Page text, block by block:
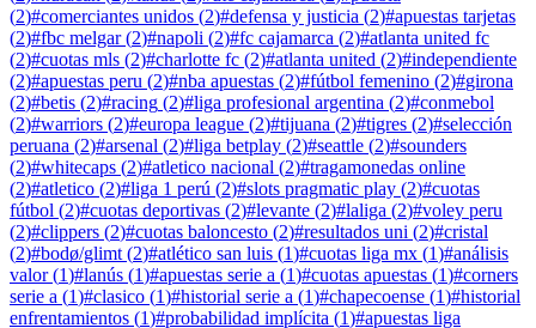
(2)#comerciantes unidos (2)#defensa y justicia (2)#apuestas tarjetas
(2)#fbc melgar(2)#napoli (2)#fc cajamarca (2)#atlanta united fc
(2)#cuotas mls (2)#charlotte fc (2)#atlanta united (2)#independiente
(2)#apuestas peru (2)#nba apuestas (2)#fútbol femenino (2)#girona
(2)#betis (2)#racing (2)#liga profesional argentina (2)#conmebol
(2)#warriors (2)#europa league (2)#tijuana (2)#tigres (2)#selección
peruana (2)#arsenal (2)#liga betplay (2)#seattle (2)#sounders
(2)#whitecaps (2)#atletico nacional (2)#tragamonedas online
(2)#atletico (2)#liga 1 perú (2)#slots pragmatic play (2)#cuotas
fútbol (2)#cuotas deportivas (2)#levante (2)#laliga (2)#voley peru
(2)#clippers (2)#cuotas baloncesto (2)#resultados uni (2)#cristal
(2)#bodø/glimt (2)#atlético san luis (1)#cuotas liga mx (1)#análisis
valor(1)#lanús (1)#apuestas serie a (1)#cuotas apuestas (1)#corners
serie a (1)#clasico (1)#historial serie a (1)#chapecoense (1)#historial
enfrentamientos (1)#probabilidad implícita (1)#apuestas liga